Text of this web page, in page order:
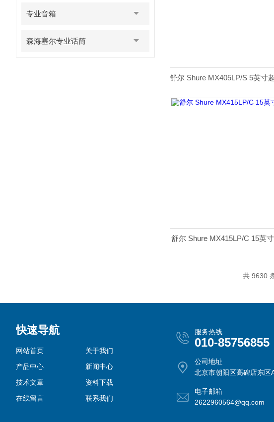
专业音箱
森海塞尔专业话筒
舒尔 Shure MX405LP/S 5英寸
舒尔 Shure MX415LP/C 15英
共 9630
快速导航
网站首页
关于我们
产品中心
新闻中心
技术文章
资料下载
在线留言
联系我们
服务热线
010-85756855
公司地址
北京市朝阳区高碑店东区
电子邮箱
2622960564@qq.com